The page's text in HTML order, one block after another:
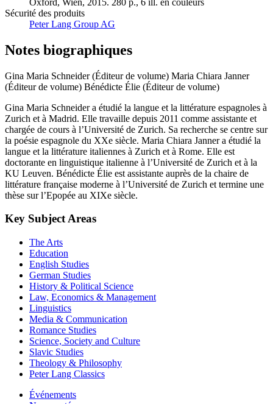
Sécurité des produits
Peter Lang Group AG
Notes biographiques
Gina Maria Schneider (Éditeur de volume) Maria Chiara Janner
(Éditeur de volume) Bénédicte Élie (Éditeur de volume)
Gina Maria Schneider a étudié la langue et la littérature espagnoles à
Zurich et à Madrid. Elle travaille depuis 2011 comme assistante et
chargée de cours à l’Université de Zurich. Sa recherche se centre sur
la poésie espagnole du XXe siècle. Maria Chiara Janner a étudié la
langue et la littérature italiennes à Zurich et à Rome. Elle est
doctorante en linguistique italienne à l’Université de Zurich et à la
KU Leuven. Bénédicte Élie est assistante auprès de la chaire de
littérature française moderne à l’Université de Zurich et termine une
thèse sur l’Epopée au XIXe siècle.
Key Subject Areas
The Arts
Education
English Studies
German Studies
History & Political Science
Law, Economics & Management
Linguistics
Media & Communication
Romance Studies
Science, Society and Culture
Slavic Studies
Theology & Philosophy
Peter Lang Classics
Événements